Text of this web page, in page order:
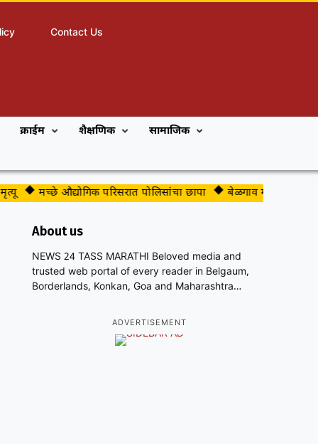
Contact Us
क्राईम शैक्षणिक सामाजिक
मच्छे औद्योगिक परिसरात पोलिसांचा छापा बेळगाव महापालिकेच्या
About us
NEWS 24 TASS MARATHI Beloved media and
trusted web portal of every reader in Belgaum,
Borderlands, Konkan, Goa and Maharashtra…
ADVERTISEMENT